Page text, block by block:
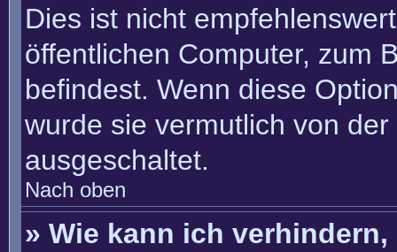
Dies ist nicht
öffentlichen Computer, zum
befindest. Wenn diese
wurde sie vermutlich von
ausgeschaltet.
Nach oben
» Wie kann ich